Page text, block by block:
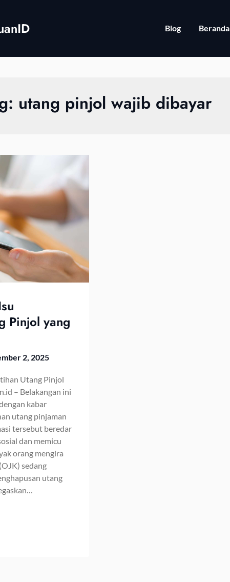
Blog Beranda
utang pinjol wajib dibayar
Pinjol yang
2, 2025
Utang Pinjol
– Belakangan ini
kabar
utang pinjaman
tersebut beredar
dan memicu
orang mengira
sedang
utang